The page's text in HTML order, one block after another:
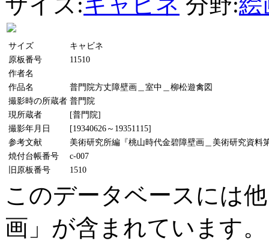
サイズ
キャビネ
原板番号
11510
作者名
作品名
普門院方丈障壁画＿室中＿柳松遊禽図
撮影時の所蔵者 普門院
現所蔵者
[普門院]
撮影年月日
[19340626～19351115]
参考文献
美術研究所編『桃山時代金碧障壁画＿美術研究資料
焼付台帳番号
c-007
旧原板番号
1510
このデータベースには
画」が含まれています。